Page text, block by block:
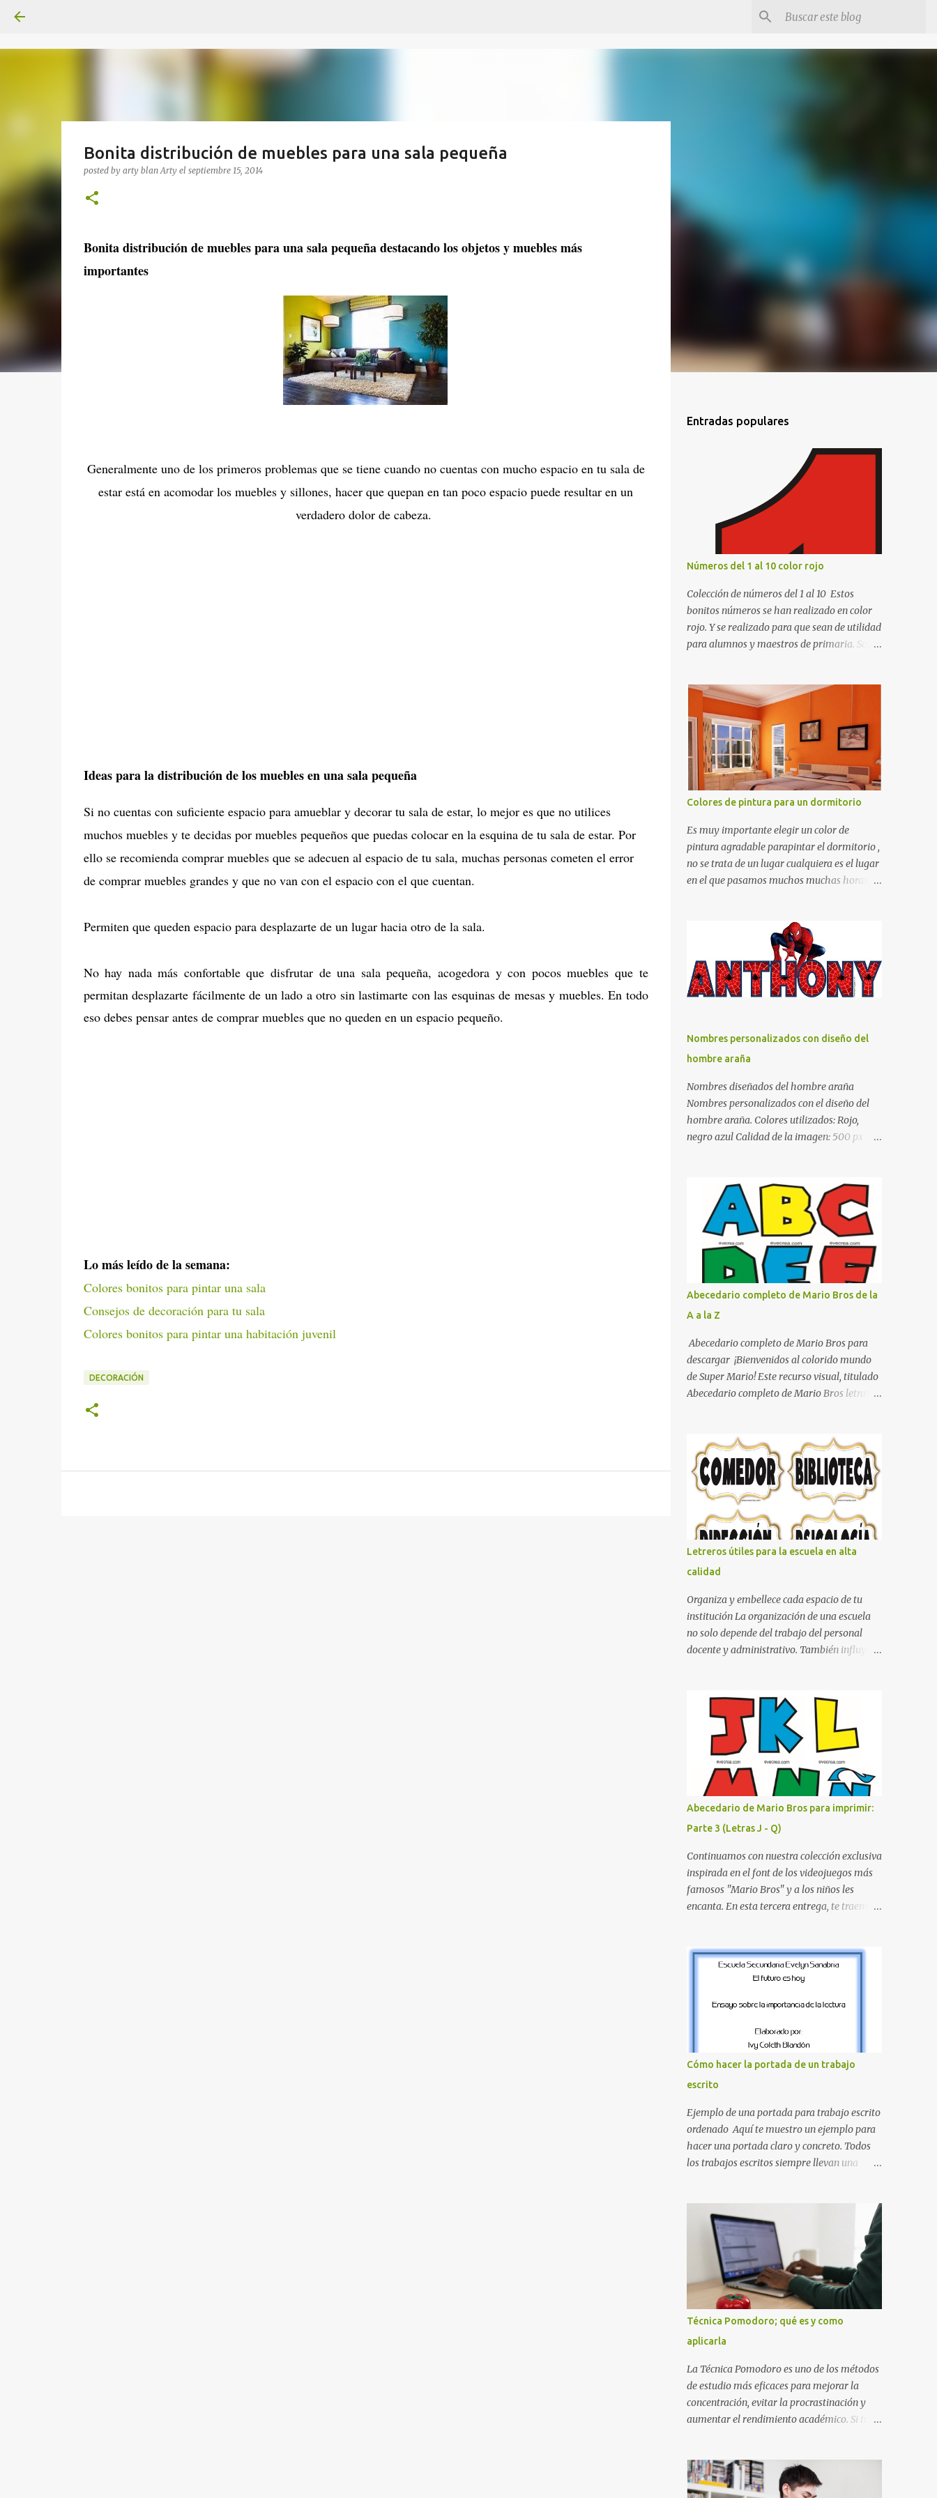
Bonita distribución de muebles para una sala pequeña
posted by arty blanArty el septiembre 15, 2014
Bonita distribución de muebles para una sala pequeña destacando los objetos y muebles más
importantes
Generalmente uno de los primeros problemas que se tiene cuando no cuentas con mucho espacio en tu sala de
estar está en acomodar los muebles y sillones, hacer que quepan en tan poco espacio puede resultar en un
verdadero dolor de cabeza.
Ideas para la distribución de los muebles en una sala pequeña
Si no cuentas con suficiente espacio para amueblar y decorar tu sala de estar, lo mejor es que no utilices
muchos muebles y te decidas por muebles pequeños que puedas colocar en la esquina de tu sala de estar. Por
ello se recomienda comprar muebles que se adecuen al espacio de tu sala, muchas personas cometen el error
de comprar muebles grandes y que no van con el espacio con el que cuentan.
Permiten que queden espacio para desplazarte de un lugar hacia otro de la sala.
No hay nada más confortable que disfrutar de una sala pequeña, acogedora y con pocos muebles que te
permitan desplazarte fácilmente de un lado a otro sin lastimarte con las esquinas de mesas y muebles. En todo
eso debes pensar antes de comprar muebles que no queden en un espacio pequeño.
Lo más leído de la semana:
Colores bonitos para pintar una sala
Consejos de decoración para tu sala
Colores bonitos para pintar una habitación juvenil
DECORACIÓN
Entradas populares
Números del 1 al 10 color rojo
Colección de números del 1 al 10 Estos
bonitos números se han realizado en color
rojo. Y se realizado para que sean de utilidad
para alumnos y maestros de primaria. Son
de recortar y se pueden utilizar en variedad
de cosas como ser recortes para tareas
escolares, para hacer juegos infantiles
matemáticos, para decorar los cumpleaños
de los niños, entre otras cosas.
Colores de pintura para un dormitorio
Es muy importante elegir un color de
pintura agradable parapintar el dormitorio ,
no se trata de un lugar cualquiera es el lugar
en el que pasamos muchos muchas horas y
de un lugar propio que utilizamos todos los
días y por ende debemos tratar de que éste
sea un lugar muy agradable y cómodo y
también para nuestra vista. Te mostramos
algunas sugerencias que pueden brindar la
dormitorio. El color naranja es una buena
opción para recibir esa luz y felicidad que
todo ser humano necesita. El color blanco es
ideal para lograr el relax total, es un color
que va con todo y además es color bastante
limpio que te dará esa sensación de calidez.
Los colores terra son excelentes para usar en
color muy relajante y por lo tanto entra en
la lista de colo...
Nombres personalizados con diseño del
hombre araña
Nombres diseñados del hombre araña
Nombres personalizados con el diseño del
hombre araña. Colores utilizados: Rojo,
negro azul Calidad de la imagen: 500 px Si
comentario y con gusto lo diseñamos.
Nombres con diseños Spiderman Sonic bella
Cartel de feliz cumpleaños de héroes en
pijamas Ideas para decorar el dormitorio
con pósters Cama con diseño de ring de
boxeo Ideas para decoraciones de fiestas
infantiles Cosas bonitas que se pueden hacer
con gomas de coche
Abecedario completo de Mario Bros de la
A a la Z
Abecedario completo de Mario Bros para
descargar ¡Bienvenidos al colorido mundo
de Super Mario! Este recurso visual, titulado
Abecedario completo de Mario Bros letras
de los videojuegos. Este set de letras está
diseñado para transformar cualquier
mensaje en una aventura, utilizando la
tipografía clásica y robusta que los fans han
reconocido por décadas. En esta primera
sección, el abecedario nos presenta:
Identidad Visual: Un diseño de bloques con
bordes negros gruesos que resaltan sobre
cualquier fondo. Paleta de Colores: Una
secuencia dinámica que alterna entre el rojo
de Mario, el verde de Luigi, y los tonos azul y
amarillo clásicos de los elementos del juego.
Contenido Actual: La imagen muestra la
divertido que define a toda la colección.
Primera parte del juego de letras in...
Letreros útiles para la escuela en alta
calidad
Organiza y embellece cada espacio de tu
institución La organización de una escuela
no solo depende del trabajo del personal
docente y administrativo. También influye la
una función práctica al orientar a
estudiantes, padres de familia, docentes y
visitantes, pero además aportan un toque
decorativo que hace que la institución luzca
más ordenada, moderna y acogedora.
Pensando en esta necesidad, he diseñado
una colección de letreros útiles para la
escuela con un estilo elegante, fácil de leer y
listo para imprimir en alta calidad. Su diseño
busca combinar funcionalidad y estética,
logrando que cualquier institución educativa
proyecte una imagen más organizada y
profesional. ¿Por qué son importantes los
quienes visitan la institución por primera
vez, encontrar la biblioteca, la dirección o un
aula específica puede resultar c...
Abecedario de Mario Bros para imprimir:
Parte 3 (Letras J - Q)
Continuamos con nuestra colección exclusiva
inspirada en el font de los videojuegos más
famosos "Mario Bros" y a los niños les
encanta. En esta tercera entrega, te traemos
que hemos incluido la letra Ñ , esencial para
todos nuestros proyectos en español. Bloque
la Q ¿Qué incluye este bloque de letras? En
imágenes individuales en alta resolución de
las siguientes letras: Letras vibrantes : La J y
la M en el clásico rojo de la gorra de Mario.
Tonos azules : La K y la Ñ , que destacan por
su diseño limpio y audaz. Colores
secundarios : La L y la Q en amarillo
brillante, junto con la N y la P en un verde
inspirado en los niveles de los juegos.
carac...
Cómo hacer la portada de un trabajo
escrito
Ejemplo de una portada para trabajo escrito
ordenado Aquí te muestro un ejemplo para
hacer una portada claro y concreto. Todos
los trabajos escritos siempre llevan una
portada con todos los datos que se necesitan
para presentar durante todo tu ciclo escolar.
Y si tienes amigos también puedes
compartir el enlace de este artículo para que
así como a ti también ellos se puedan guiar
con esta explicación. Los datos esenciales
para una portada para presentar un trabajo
escrito a mano o impreso son los siguientes
y en este orden: Nombre de la escuela o del
instituto (Es muy importante este dato)
Título del trabajo (Puede ser: Ensayo sobre
la lectura, o Informe de computación)
Nombre completo del alumno que va a
maestro o catedrático Ciudad y fecha...
Técnica Pomodoro; qué es y como
aplicarla
La Técnica Pomodoro es uno de los métodos
de estudio más eficaces para mejorar la
concentración, evitar la procrastinación y
aumentar el rendimiento académico. Si tu
cada minuto de estudio sin sentirte agotado.
Técnica Pomodoro: qué es, cómo funciona y